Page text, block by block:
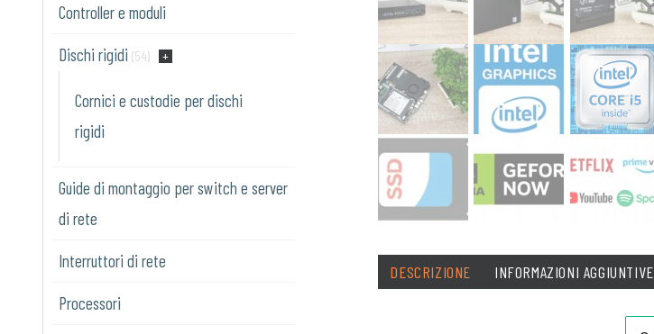
Controller e moduli
Dischi rigidi (54)
Cornici e custodie per dischi
rigidi
Guide di montaggio per switch e server
di rete
Interruttori di rete
Processori
DESCRIZIONE INFORMAZIONI AGGIUNTIVE